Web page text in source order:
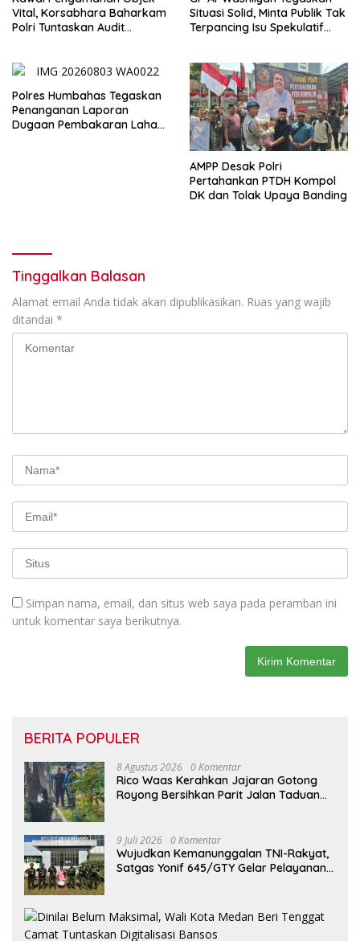
Vital, Korsabhara Baharkam
Polri Tuntaskan Audit
Situasi Solid, Minta Publik Tak
Terpancing Isu Spekulatif
Polres Humbahas Tegaskan
Penanganan Laporan
Dugaan Pembakaran Lahan
AMPP Desak Polri
Pertahankan PTDH Kompol
DK dan Tolak Upaya Banding
Tinggalkan Balasan
Alamat email Anda tidak akan dipublikasikan. Ruas yang wajib
ditandai *
Simpan nama, email, dan situs web saya pada peramban ini
untuk komentar saya berikutnya.
BERITA POPULER
8 Agustus 2026 0 Komentar
Rico Waas Kerahkan Jajaran Gotong
Royong Bersihkan Parit Jalan Taduan
9 Juli 2026 0 Komentar
Wujudkan Kemanunggalan TNI-Rakyat,
Satgas Yonif 645/GTY Gelar Pelayanan